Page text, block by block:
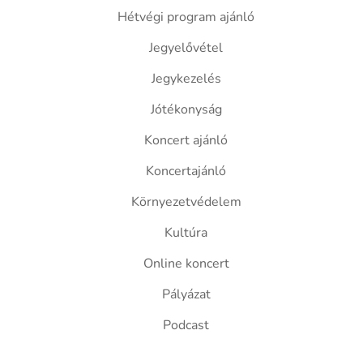
Hétvégi program ajánló
Jegyelővétel
Jegykezelés
Jótékonyság
Koncert ajánló
Koncertajánló
Környezetvédelem
Kultúra
Online koncert
Pályázat
Podcast